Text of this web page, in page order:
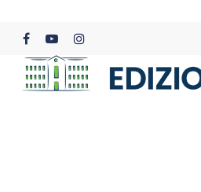
content
facebookyoutubeinstagram